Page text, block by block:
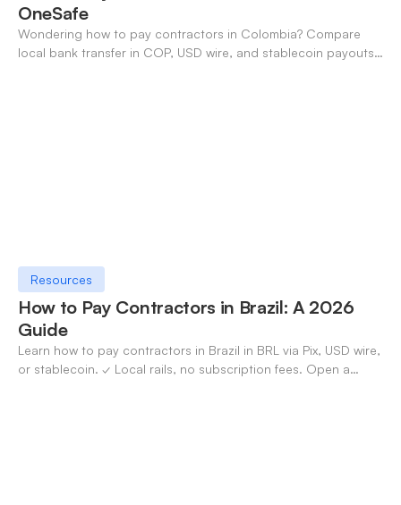
OneSafe
Wondering how to pay contractors in Colombia? Compare
local bank transfer in COP, USD wire, and stablecoin payouts.
Resources
How to Pay Contractors in Brazil: A 2026
Guide
Learn how to pay contractors in Brazil in BRL via Pix, USD wire,
or stablecoin. ✓ Local rails, no subscription fees. Open a